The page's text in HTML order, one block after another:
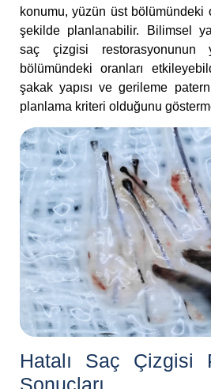
konumu, yüzün üst bölümündeki
şekilde planlanabilir. Bilimsel
saç çizgisi
bölümündeki oranları
şakak yapısı ve gerileme
planlama kriteri olduğunu
Hatalı Saç Çizgisi
Sonuçları